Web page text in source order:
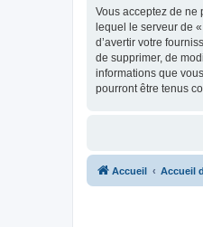
Vous acceptez de ne
lequel le serveur de
d’avertir votre
de supprimer, de
informations que
pourront être tenus
Accueil Accueil